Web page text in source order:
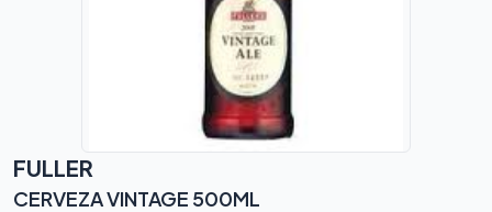
FULLER
CERVEZA VINTAGE 500ML